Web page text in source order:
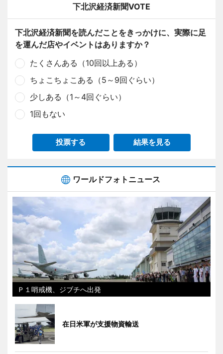
下北沢経済新聞VOTE
下北沢経済新聞を読んだことをきっかけに、実際に足
を運んだ店やイベントはありますか？
たくさんある（10回以上ある）
ちょこちょこある（5～9回ぐらい）
少しある（1～4回ぐらい）
1回もない
投票する 結果を見る
ワールドフォトニュース
Ｐ１哨戒機、ジブチへ出発
在日米軍が支援物資輸送